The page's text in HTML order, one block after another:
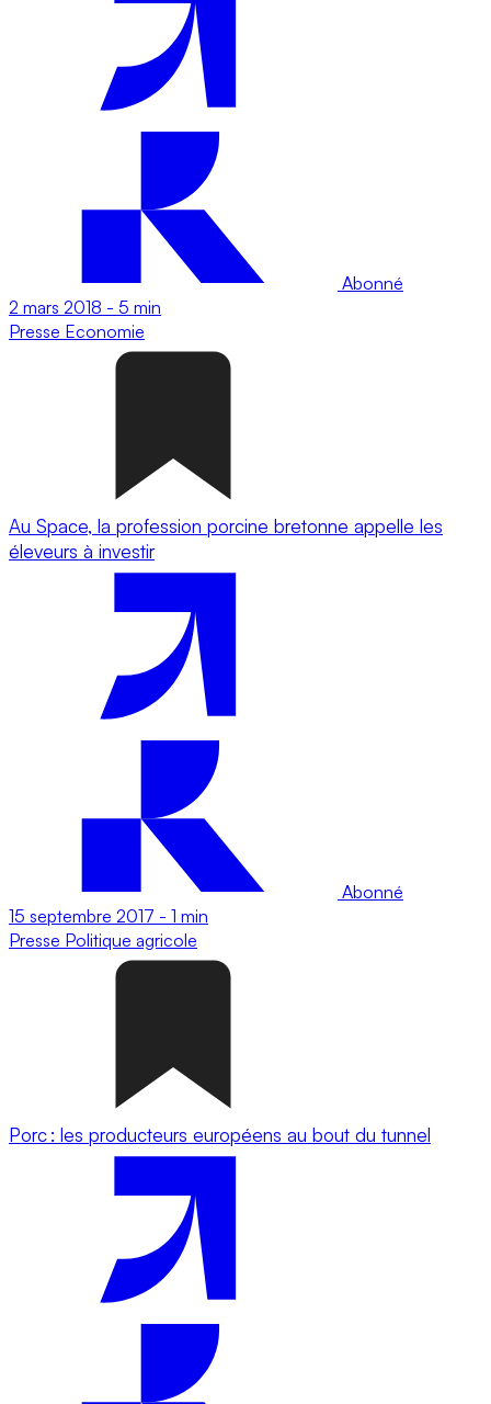
Abonné
2 mars 2018 - 5 min
Presse Economie
Au Space, la profession porcine bretonne appelle les
éleveurs à investir
Abonné
15 septembre 2017 - 1 min
Presse Politique agricole
Porc : les producteurs européens au bout du tunnel